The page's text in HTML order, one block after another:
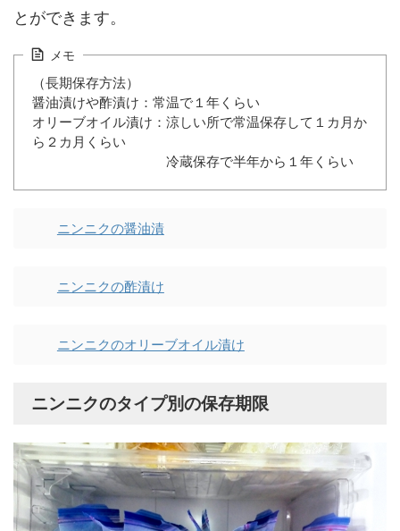
とができます。
メモ
（長期保存方法）
醤油漬けや酢漬け：常温で１年くらい
オリーブオイル漬け：涼しい所で常温保存して１カ月か
ら２カ月くらい
冷蔵保存で半年から１年くらい
ニンニクの醤油漬
ニンニクの酢漬け
ニンニクのオリーブオイル漬け
ニンニクのタイプ別の保存期限